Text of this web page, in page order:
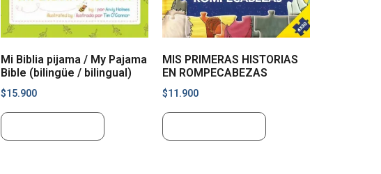
Mi Biblia pijama / My Pajama
Bible (bilingüe / bilingual)
$15.900
MIS PRIMERAS HISTORIAS
EN ROMPECABEZAS
$11.900